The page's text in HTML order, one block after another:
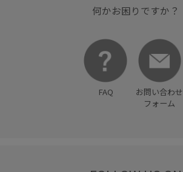
何かお困りですか？
FAQ
お問い合わせ
フォーム